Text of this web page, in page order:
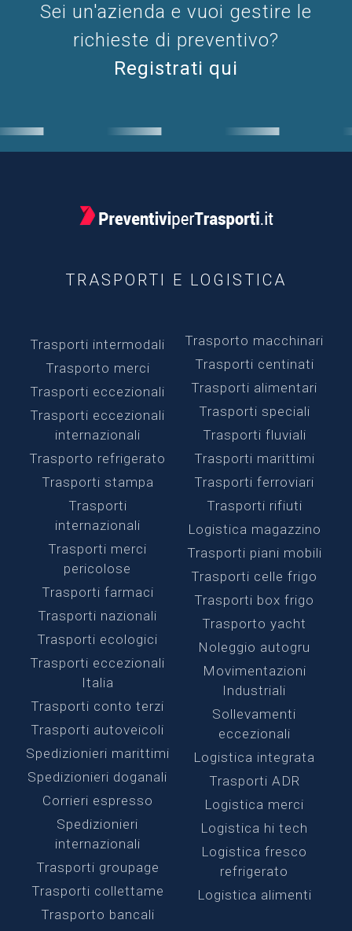
Sei un'azienda e vuoi gestire le
richieste di preventivo?
Registrati qui
TRASPORTI E LOGISTICA
Trasporti intermodali
Trasporto merci
Trasporti eccezionali
Trasporti eccezionali
internazionali
Trasporto refrigerato
Trasporti stampa
Trasporti
internazionali
Trasporti merci
pericolose
Trasporti farmaci
Trasporti nazionali
Trasporti ecologici
Trasporti eccezionali
Italia
Trasporti conto terzi
Trasporti autoveicoli
Spedizionieri marittimi
Spedizionieri doganali
Corrieri espresso
Spedizionieri
internazionali
Trasporti groupage
Trasporti collettame
Trasporto bancali
Trasporto macchinari
Trasporti centinati
Trasporti alimentari
Trasporti speciali
Trasporti fluviali
Trasporti marittimi
Trasporti ferroviari
Trasporti rifiuti
Logistica magazzino
Trasporti piani mobili
Trasporti celle frigo
Trasporti box frigo
Trasporto yacht
Noleggio autogru
Movimentazioni
Industriali
Sollevamenti
eccezionali
Logistica integrata
Trasporti ADR
Logistica merci
Logistica hi tech
Logistica fresco
refrigerato
Logistica alimenti